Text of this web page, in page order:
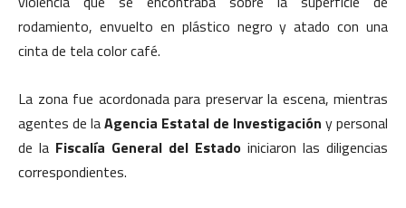
rodamiento, envuelto en plástico negro y atado con una
cinta de tela color café.
La zona fue acordonada para preservar la escena, mientras
agentes de laAgencia Estatal de Investigación y personal
de la Fiscalía General del Estado iniciaron las diligencias
correspondientes.